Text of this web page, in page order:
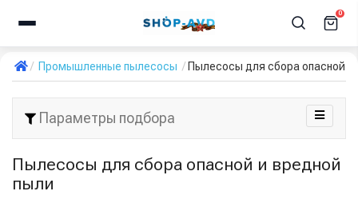
0
Промышленные пылесосы Пылесосы для сбора опасной и
Параметры подбора
Пылесосы для сбора опасной и вредной
пыли